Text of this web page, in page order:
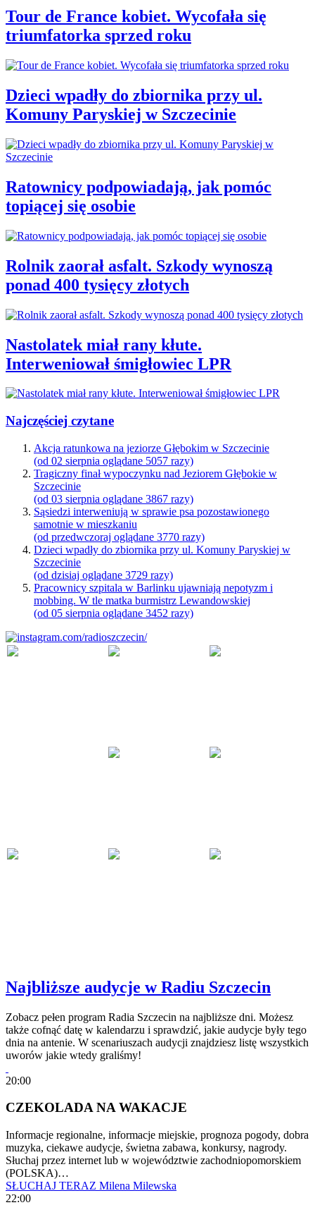
Tour de France kobiet. Wycofała się
triumfatorka sprzed roku
Dzieci wpadły do zbiornika przy ul.
Komuny Paryskiej w Szczecinie
Ratownicy podpowiadają, jak pomóc
topiącej się osobie
Rolnik zaorał asfalt. Szkody wynoszą
ponad 400 tysięcy złotych
Nastolatek miał rany kłute.
Interweniował śmigłowiec LPR
Najczęściej czytane
Akcja ratunkowa na jeziorze Głębokim w Szczecinie
(od 02 sierpnia oglądane 5057 razy)
Tragiczny finał wypoczynku nad Jeziorem Głębokie w
Szczecinie
(od 03 sierpnia oglądane 3867 razy)
Sąsiedzi interweniują w sprawie psa pozostawionego
samotnie w mieszkaniu
(od przedwczoraj oglądane 3770 razy)
Dzieci wpadły do zbiornika przy ul. Komuny Paryskiej w
Szczecinie
(od dzisiaj oglądane 3729 razy)
Pracownicy szpitala w Barlinku ujawniają nepotyzm i
mobbing. W tle matka burmistrz Lewandowskiej
(od 05 sierpnia oglądane 3452 razy)
Najbliższe audycje w Radiu Szczecin
Zobacz pełen program Radia Szczecin na najbliższe dni. Możesz
także cofnąć datę w kalendarzu i sprawdzić, jakie audycje były tego
dnia na antenie. W scenariuszach audycji znajdziesz listę wszystkich
uworów jakie wtedy graliśmy!
20:00
CZEKOLADA NA WAKACJE
Informacje regionalne, informacje miejskie, prognoza pogody, dobra
muzyka, ciekawe audycje, świetna zabawa, konkursy, nagrody.
Słuchaj przez internet lub w województwie zachodniopomorskiem
(POLSKA)…
SŁUCHAJ TERAZ Milena Milewska
22:00